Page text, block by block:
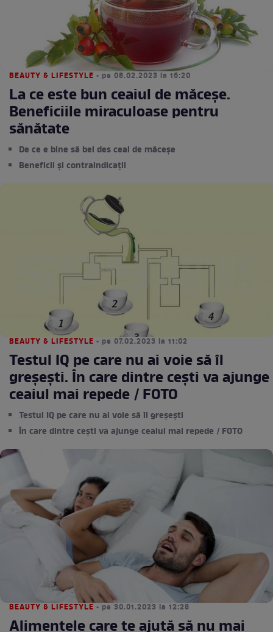
BEAUTY & LIFESTYLE • pe 08.02.2023 la 16:20
La ce este bun ceaiul de măceșe.
Beneficiile miraculoase pentru
sănătate
De ce e bine să bei des ceai de măceșe
Beneficii și contraindicații
BEAUTY & LIFESTYLE • pe 07.02.2023 la 11:02
Testul IQ pe care nu ai voie să îl
greșești. În care dintre cești va ajunge
ceaiul mai repede / FOTO
Testul IQ pe care nu ai voie să îl greșești
În care dintre cești va ajunge ceaiul mai repede / FOTO
BEAUTY & LIFESTYLE • pe 30.01.2023 la 12:28
Alimentele care te ajută să nu mai